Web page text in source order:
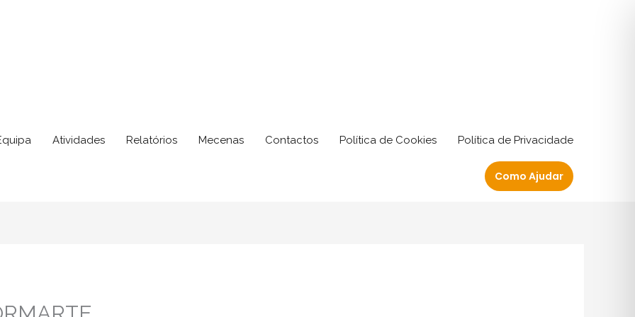
Atividades Relatórios Mecenas Contactos Política de Cookies Política de Privacidade
Como Ajudar